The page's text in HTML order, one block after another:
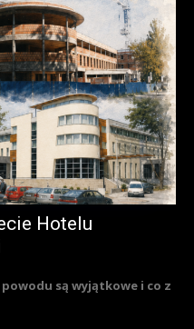
Hotelu
są wyjątkowe i co z